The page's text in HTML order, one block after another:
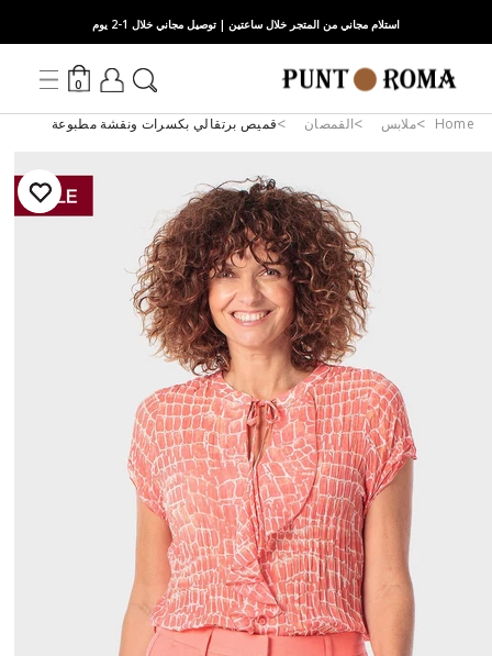
استلام مجاني من المتجر خلال ساعتين | توصيل مجاني خلال 1-2 يوم
0
Home ملابس القمصان قميص برتقالي بكسرات ونقشة مطبوعة